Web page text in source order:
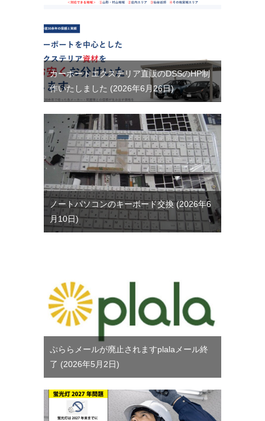
カーポートエクステリア直販のDSSのHP制
作いたしました
2026年6月26日
ノートパソコンのキーボード交換 2026年6
月10日
ぷららメールが廃止されますplalaメール終
了
2026年5月2日